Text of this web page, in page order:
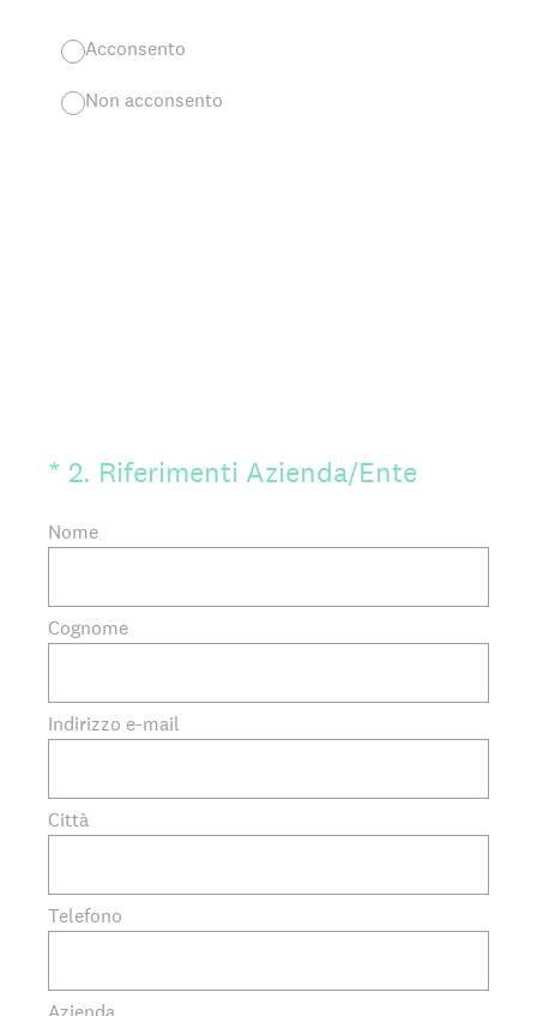
Acconsento
Non acconsento
* 2. Riferimenti Azienda/Ente
(Obbligatorio)
Nome
Cognome
Indirizzo e-mail
Città
Telefono